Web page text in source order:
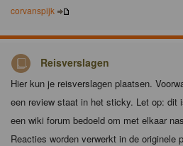
corvanspijk
Reisverslagen
Hier kun je reisverslagen plaatsen.
een review staat in het sticky. Let op: dit
een wiki forum bedoeld om met elkaar
Reacties worden verwerkt in de originele